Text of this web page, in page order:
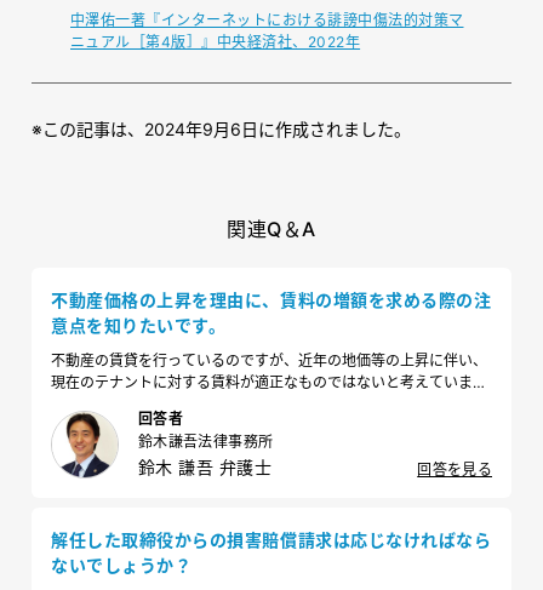
中澤佑一著『インターネットにおける誹謗中傷法的対策マ
ニュアル［第4版］』中央経済社、2022年
※この記事は、2024年9月6日に作成されました。
関連Q＆A
不動産価格の上昇を理由に、賃料の増額を求める際の注
意点を知りたいです。
不動産の賃貸を行っているのですが、近年の地価等の上昇に伴い、
現在のテナントに対する賃料が適正なものではないと考えていま
回答者
鈴木謙吾法律事務所
鈴木 謙吾 弁護士 回答を見る
解任した取締役からの損害賠償請求は応じなければなら
ないでしょうか？